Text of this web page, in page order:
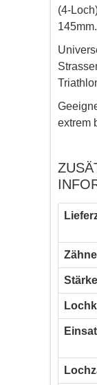
(4-
145mm.
extrem
Zähne
Stärke